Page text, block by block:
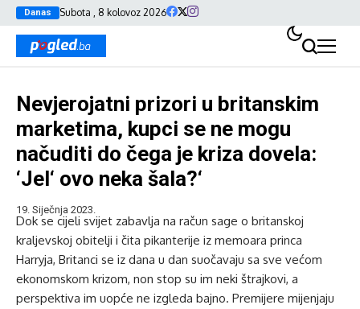
Danas Subota , 8 kolovoz 2026
Nevjerojatni prizori u britanskim
marketima, kupci se ne mogu
načuditi do čega je kriza dovela:
‘Jel‘ ovo neka šala?‘
19. Siječnja 2023.
Dok se cijeli svijet zabavlja na račun sage o britanskoj
kraljevskoj obitelji i čita pikanterije iz memoara princa
Harryja, Britanci se iz dana u dan suočavaju sa sve većom
ekonomskom krizom, non stop su im neki štrajkovi, a
perspektiva im uopće ne izgleda bajno. Premijere mijenjaju